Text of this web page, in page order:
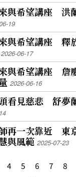
與希望講座 洪
19
與希望講座 釋
2026-06-17
與希望講座 詹
2026-06-16
看見慈悲 舒夢
再一次靠近 東
與風範2025-07-23
4 5 6 7 8